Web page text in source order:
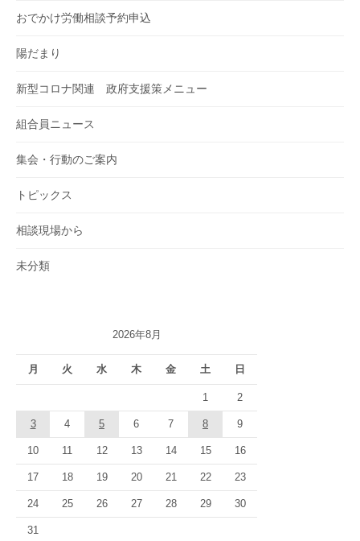
おでかけ労働相談予約申込
陽だまり
新型コロナ関連 政府支援策メニュー
組合員ニュース
集会・行動のご案内
トピックス
相談現場から
未分類
2026年8月
月 火 水 木 金 土 日
1 2
3 4 5 6 7 8 9
10 11 12 13 14 15 16
17 18 19 20 21 22 23
24 25 26 27 28 29 30
31